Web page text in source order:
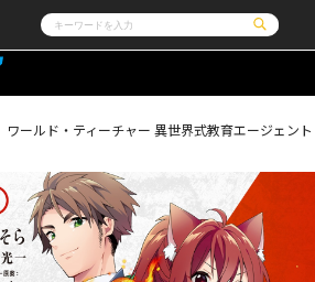
ライトノベル
ノベルスf
オーバーラップ広報室
ールディングス
お問い合わせ
オーバーラップ文庫 オーバーラップノベルス
ワールド・ティーチャー 異世界式教育エージェン